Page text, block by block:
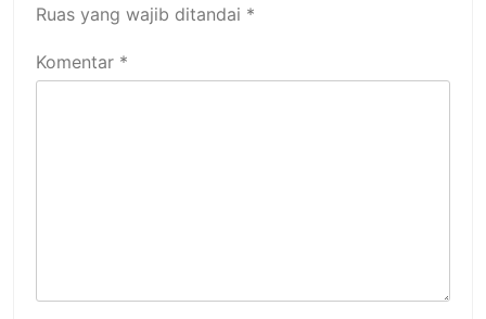
Ruas yang wajib ditandai *
Komentar *